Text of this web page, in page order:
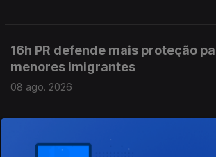
16h PR defende mais proteção
menores imigrantes
08 ago. 2026
15h As explicações de António